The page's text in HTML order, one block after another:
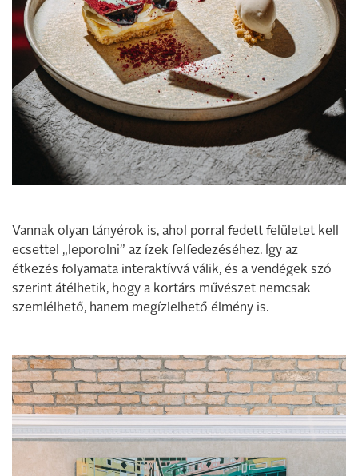
Vannak olyan tányérok is, ahol porral fedett felületet kell
ecsettel „leporolni” az ízek felfedezéséhez. Így az
étkezés folyamata interaktívvá válik, és a vendégek szó
szerint átélhetik, hogy a kortárs művészet nemcsak
szemlélhető, hanem megízlelhető élmény is.